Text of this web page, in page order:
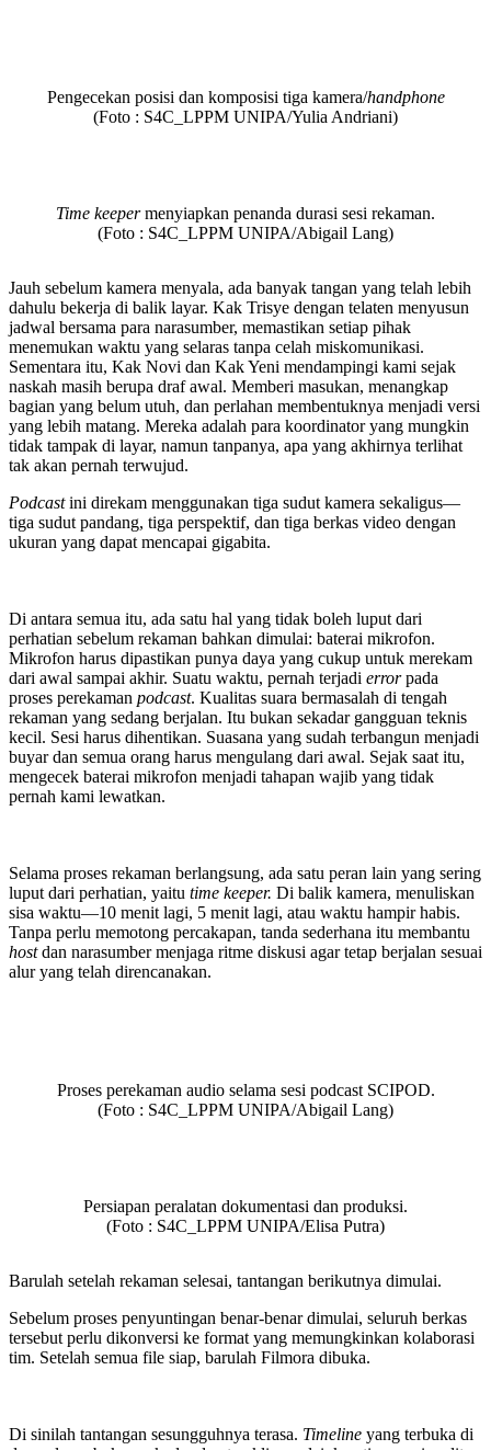
Pengecekan posisi dan komposisi tiga kamera/handphone
(Foto : S4C_LPPM UNIPA/Yulia Andriani)
Time keepermenyiapkan penanda durasi sesi rekaman.
(Foto : S4C_ LPPM UNIPA/Abigail Lang)
Jauh sebelum kamera menyala, ada banyak tangan yang telah lebih
dahulu bekerja di balik layar. Kak Trisye dengan telaten menyusun
jadwal bersama para narasumber, memastikan setiap pihak
menemukan waktu yang selaras tanpa celah miskomunikasi.
Sementara itu, Kak Novi dan Kak Yeni mendampingi kami sejak
naskah masih berupa draf awal. Memberi masukan, menangkap
bagian yang belum utuh, dan perlahan membentuknya menjadi versi
yang lebih matang. Mereka adalah para koordinator yang mungkin
tidak tampak di layar, namun tanpanya, apa yang akhirnya terlihat
tak akan pernah terwujud.
Podcastini direkam menggunakan tiga sudut kamera sekaligus—
tiga sudut pandang, tiga perspektif, dan tiga berkas video dengan
ukuran yang dapat mencapai gigabita.
Di antara semua itu, ada satu hal yang tidak boleh luput dari
perhatian sebelum rekaman bahkan dimulai: baterai mikrofon.
Mikrofon harus dipastikan punya daya yang cukup untuk merekam
dari awal sampai akhir. Suatu waktu, pernah terjadi errorpada
proses perekaman podcast. Kualitas suara bermasalah di tengah
rekaman yang sedang berjalan. Itu bukan sekadar gangguan teknis
kecil. Sesi harus dihentikan. Suasana yang sudah terbangun menjadi
buyar dan semua orang harus mengulang dari awal. Sejak saat itu,
mengecek baterai mikrofon menjadi tahapan wajib yang tidak
pernah kami lewatkan.
Selama proses rekaman berlangsung, ada satu peran lain yang sering
luput dari perhatian, yaitu time keeper. Di balik kamera, menuliskan
sisa waktu—10 menit lagi, 5 menit lagi, atau waktu hampir habis.
Tanpa perlu memotong percakapan, tanda sederhana itu membantu
hostdan narasumber menjaga ritme diskusi agar tetap berjalan sesuai
alur yang telah direncanakan.
Proses perekaman audio selama sesi podcast SCIPOD.
(Foto : S4C_LPPM UNIPA/Abigail Lang)
Persiapan peralatan dokumentasi dan produksi.
(Foto : S4C_LPPM UNIPA/Elisa Putra)
Barulah setelah rekaman selesai, tantangan berikutnya dimulai.
Sebelum proses penyuntingan benar-benar dimulai, seluruh berkas
tersebut perlu dikonversi ke format yang memungkinkan kolaborasi
tim. Setelah semua file siap, barulah Filmora dibuka.
Di sinilah tantangan sesungguhnya terasa. Timeline yang terbuka di